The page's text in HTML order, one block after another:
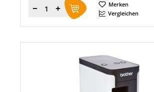
Menge
Merken
Vergleichen